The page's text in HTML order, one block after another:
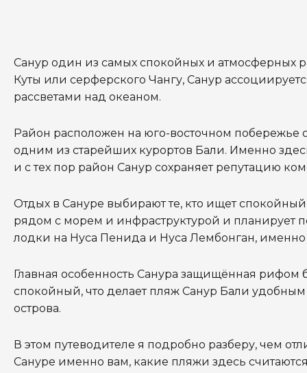
Санур один из самых спокойных и атмосферных
Куты или серферского Чангу, Санур
рассветами над океаном.
Район расположен на юго-восточном побережье
одним из старейших курортов Бали. Именно
и с тех пор район Санур сохраняет репутацию
Отдых в Сануре выбирают те, кто ищет
рядом с морем и инфраструктурой и планирует
лодки на Нуса Пенида и Нуса Лембонган,
Главная особенность Санура защищённая рифом
спокойный, что делает пляж Санур Бали
острова.
В этом путеводителе я подробно разберу, чем
Сануре именно вам, какие пляжи здесь